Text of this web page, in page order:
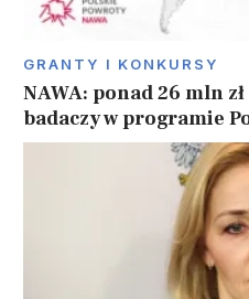
GRANTY I KONKURSY
NAWA: ponad 26 mln
badaczy w programie